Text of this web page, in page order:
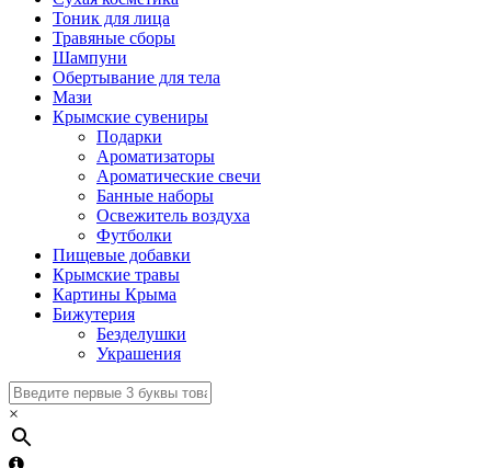
Тоник для лица
Травяные сборы
Шампуни
Обертывание для тела
Мази
Крымские сувениры
Подарки
Ароматизаторы
Ароматические свечи
Банные наборы
Освежитель воздуха
Футболки
Пищевые добавки
Крымские травы
Картины Крыма
Бижутерия
Безделушки
Украшения
×